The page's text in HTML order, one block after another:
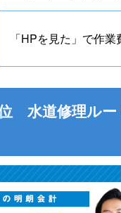
「HPを見た」で作
水道修理ル